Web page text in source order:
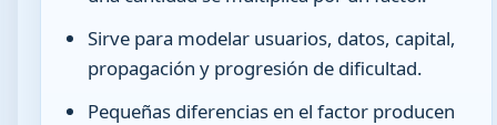
Sirve para modelar usuarios, datos, capital,
propagación y progresión de dificultad.
Pequeñas diferencias en el factor producen